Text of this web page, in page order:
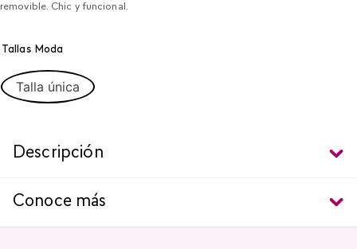
removible. Chic y funcional.
Tallas Moda
Talla única
Descripción
Conoce más